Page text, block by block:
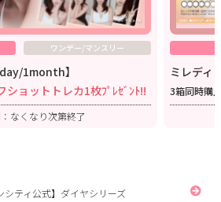
ワンデー/マンスリー
1month】
ショットトレカ1枚ﾌﾟﾚｾﾞﾝﾄ!!
なくなり次第終了
ミレディ
3箱同時購
シティ公式】ダイヤシリーズ